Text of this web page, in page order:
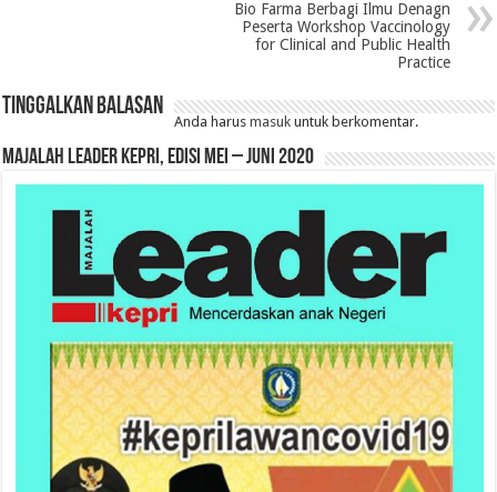
Bio Farma Berbagi Ilmu Denagn
Peserta Workshop Vaccinology
for Clinical and Public Health
Practice
Tinggalkan Balasan
Anda harusmasuk untuk berkomentar.
MAJALAH LEADER KEPRI, EDISI MEI – JUNI 2020